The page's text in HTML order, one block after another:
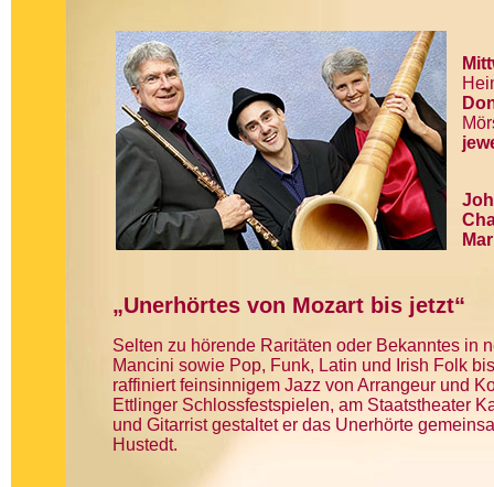
„Unerhörtes von Mozart bis jetzt“
Selten zu hörende Raritäten oder Bekanntes in
Mancini sowie Pop, Funk, Latin und Irish Folk
raffiniert feinsinnigem Jazz von Arrangeur und
Ettlinger Schlossfestspielen, am Staatstheater
und Gitarrist gestaltet er das Unerhörte
Hustedt.